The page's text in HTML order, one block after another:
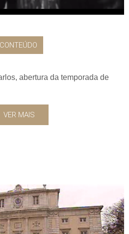
abertura da temporada de
VER MAIS